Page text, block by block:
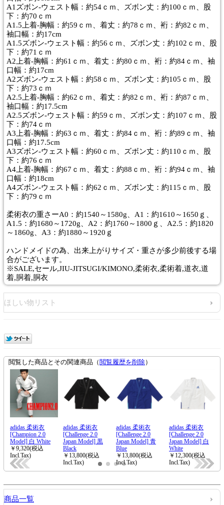
A1ズボン-ウェスト幅：約54ｃｍ、ズボン丈：約100ｃｍ、股
下：約70ｃｍ
A1.5上着-胸幅：約59ｃｍ、着丈：約78ｃｍ、裄：約82ｃｍ、
袖口幅：約17cm
A1.5ズボン-ウェスト幅：約56ｃｍ、ズボン丈：約102ｃｍ、股
下：約71ｃｍ
A2上着-胸幅：約61ｃｍ、着丈：約80ｃｍ、裄：約84ｃｍ、袖
口幅：約17cm
A2ズボン-ウェスト幅：約58ｃｍ、ズボン丈：約105ｃｍ、股
下：約73ｃｍ
A2.5上着-胸幅：約62ｃｍ、着丈：約82ｃｍ、裄：約87ｃｍ、
袖口幅：約17.5cm
A2.5ズボン-ウェスト幅：約59ｃｍ、ズボン丈：約107ｃｍ、股
下：約74ｃｍ
A3上着-胸幅：約63ｃｍ、着丈：約84ｃｍ、裄：約89ｃｍ、袖
口幅：約17.5cm
A3ズボン-ウェスト幅：約60ｃｍ、ズボン丈：約110ｃｍ、股
下：約76ｃｍ
A4上着-胸幅：約67ｃｍ、着丈：約88ｃｍ、裄：約94ｃｍ、袖
口幅：約18cm
A4ズボン-ウェスト幅：約62ｃｍ、ズボン丈：約115ｃｍ、股
下：約79ｃｍ
柔術衣の重さーA0：約1540～1580g、A1：約1610～1650ｇ、
A1.5：約1680～1720g、A2：約1760～1800ｇ、A2.5：約1820
～1860g、A3：約1880～1920ｇ
ハンドメイドの為、出来上がりサイズ・重さが多少前後する場
合がございます。
※SALE,セール,JIU-JITSUGI/KIMONO,柔術衣,柔術着,道衣,道
着,胴着,胴衣
ほしい物リスト
商品一覧